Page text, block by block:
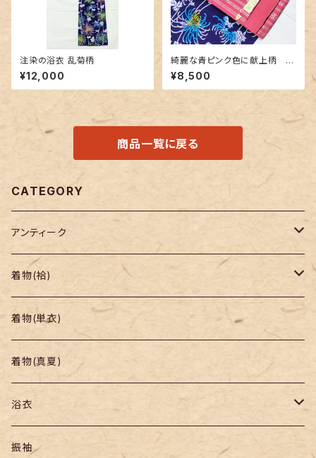
注染の浴衣 乱菊柄
¥12,000
綺麗な青ピンク色に献上柄 博
多織の半幅帯
¥8,500
商品一覧に戻る
CATEGORY
アンティーク
着物
帯
羽織り・道行
着物(袷)
小紋
色無地・江戸小紋
紬
訪問着・付下
着物(単衣)
着物(真夏)
浴衣
セオα・ポリ
振袖